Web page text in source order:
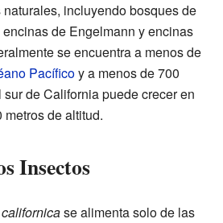
incluyendo bosques de
de Engelmann y encinas
se encuentra a menos de
Pacíficoy a menos de 700
de California puede crecer en
de altitud.
Insectos
se alimenta solo de las